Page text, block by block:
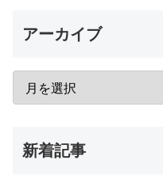
アーカイブ
新着記事